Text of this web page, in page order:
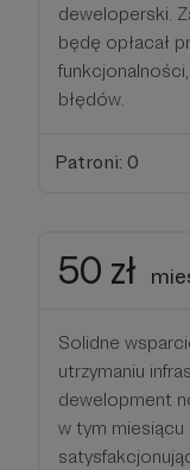
deweloperski.
będę opłacał
błędów.
Patroni: 0
50 zł
Solidne
utrzymaniu
dewelopment
w tym miesiącu